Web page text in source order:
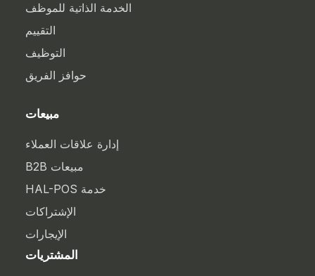
الخدمة الذاتية للموظف
التقييم
التوظيف
حوافز الفريق
مبيعات
إدارة علاقات العملاء
مبيعات B2B
خدمة HAL-POS
الإشتراكات
الإيجارات
المشتريات